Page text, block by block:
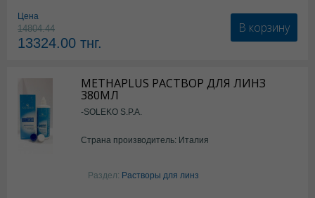
Цена
14804.44
13324.00 тнг.
В корзину
METHAPLUS РАСТВОР ДЛЯ ЛИНЗ
380МЛ
-SOLEKO S.P.A.
Страна производитель: Италия
Раздел: Растворы для линз